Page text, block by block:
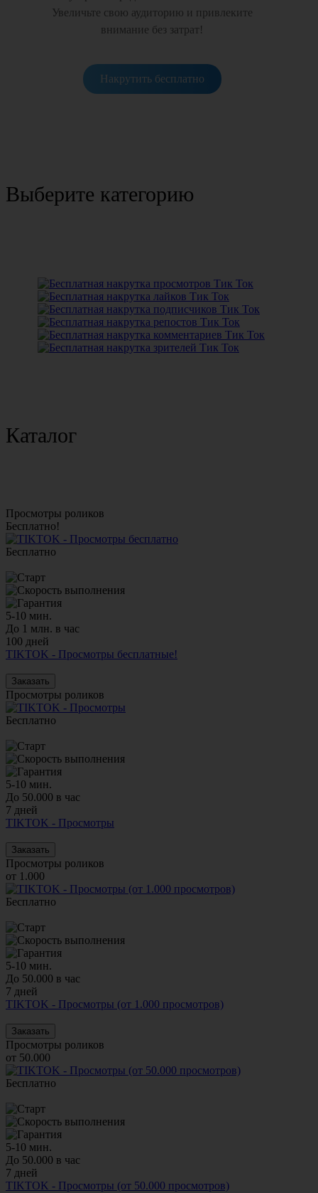
Увеличьте свою аудиторию и привлеките
внимание без затрат!
Накрутить бесплатно
Выберите категорию
Каталог
Просмотры роликов
Бесплатно!
Бесплатно
5-10 мин.
До 1 млн. в час
100 дней
TIKTOK - Просмотры бесплатные!
Заказать
Просмотры роликов
Бесплатно
5-10 мин.
До 50.000 в час
7 дней
TIKTOK - Просмотры
Заказать
Просмотры роликов
от 1.000
Бесплатно
5-10 мин.
До 50.000 в час
7 дней
TIKTOK - Просмотры (от 1.000 просмотров)
Заказать
Просмотры роликов
от 50.000
Бесплатно
5-10 мин.
До 50.000 в час
7 дней
TIKTOK - Просмотры (от 50.000 просмотров)